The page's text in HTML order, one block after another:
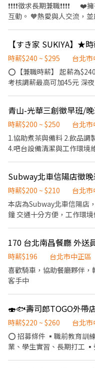
❗❗❗❗徵求長期兼職
互動。 🧡熱愛與人交流，
質的維護，為客人提供優
於銷售，提升餐廳業績 【
10:00~22:00（依營運需
薪資福利✨】
工用餐優惠
時薪$240 ~ $295
台北
⭕【兼職時薪】 起薪為
考核調薪最高可加45元 深夜出勤
健檢 ★勞保、健保，6％勞退提撥 ⭕【工作說明】 《
作、食材備料、進貨盤點
整潔 ★開朗活潑有笑容 ★ＳＯＰ專業流程 ★無經驗可 ★提供完善
職前教育訓練 ⭕【經營理念】 我們是日本第一的速食連鎖ZENSHO
現作提供美味可口的日本
餐環境、熱情用心的服務態
受用餐的樂趣。
時薪$200 ~ $250
台北
1.協助煮茶與備料 2.飲品調
4.吧台設備清潔與工作環境維護 享滿百時數千元獎金，鼓
Subway北車信陽店徵
時薪$200 ~ $210
台北
本店為Subway北車信陽店
鐘 交通十分方便，工作環
的用餐環境 5.提供客戶快
至少排班3天(周末需輪班)，須能長
金：每月業績獎金、久任
險 3.其他：免費員工制服、
170 台北南昌餐廳 外送
時薪$196
台北市中正區
喜歡騎車，協助餐廳夥伴
客手中
時薪$220 ~ $260
台北
⭕ 招募條件 ▪職前教育訓
業、學生實習、長期打工